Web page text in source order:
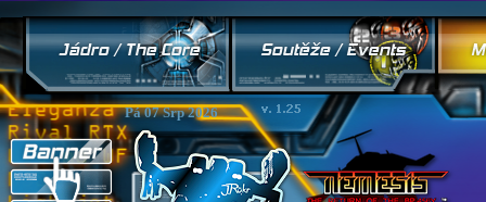
Pá 07 Srp 2026